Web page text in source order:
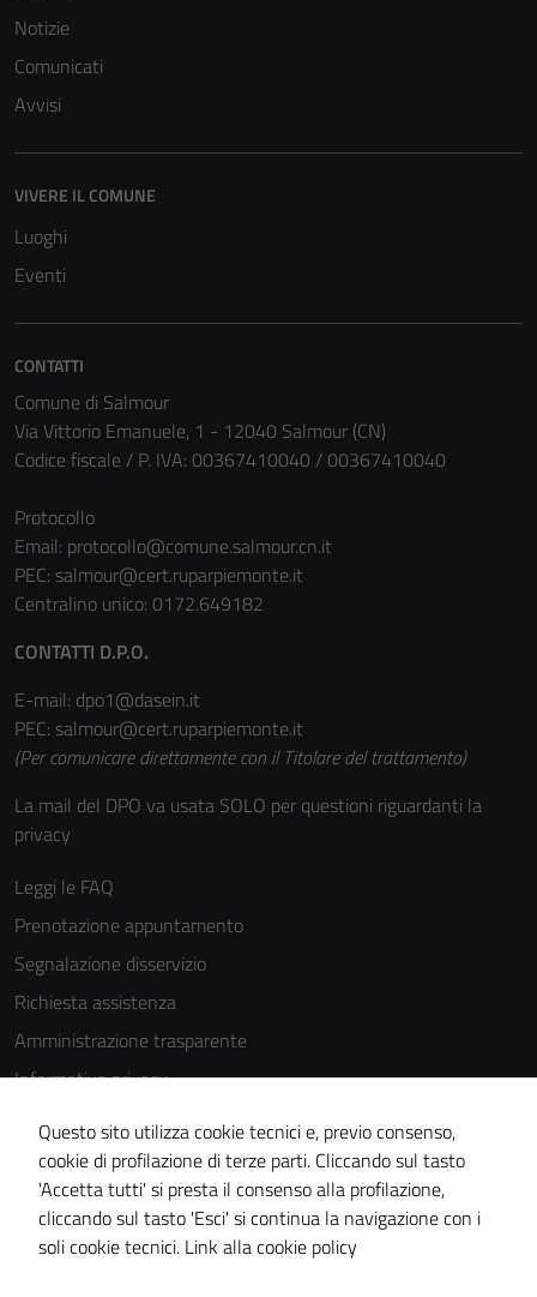
Notizie
Comunicati
Avvisi
VIVERE IL COMUNE
Luoghi
Eventi
CONTATTI
Comune di Salmour
Via Vittorio Emanuele, 1 - 12040 Salmour (CN)
Codice fiscale / P. IVA: 00367410040 / 00367410040
Protocollo
Email: protocollo@comune.salmour.cn.it
PEC: salmour@cert.ruparpiemonte.it
Centralino unico: 0172.649182
CONTATTI D.P.O.
E-mail: dpo1@dasein.it
PEC: salmour@cert.ruparpiemonte.it
(Per comunicare direttamente con il Titolare del trattamento)
La mail del DPO va usata SOLO per questioni riguardanti la
privacy
Leggi le FAQ
Prenotazione appuntamento
Segnalazione disservizio
Richiesta assistenza
Amministrazione trasparente
Informativa privacy
Cookie Policy
Note legali
Dichiarazione di accessibilità
Piano di miglioramento del sito
Questo sito utilizza cookie tecnici e, previo consenso,
cookie di profilazione di terze parti. Cliccando sul tasto
'Accetta tutti' si presta il consenso alla profilazione,
cliccando sul tasto 'Esci' si continua la navigazione con i
soli cookie tecnici. Link alla cookie policy